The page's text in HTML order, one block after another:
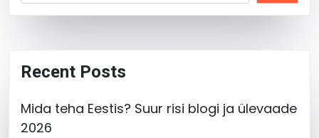
Recent Posts
Mida teha Eestis? Suur risi blogi ja ülevaade
2026